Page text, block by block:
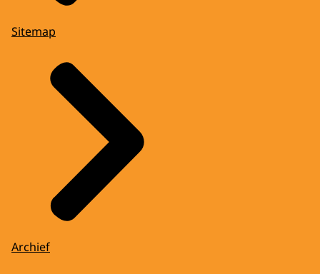
Sitemap
Archief